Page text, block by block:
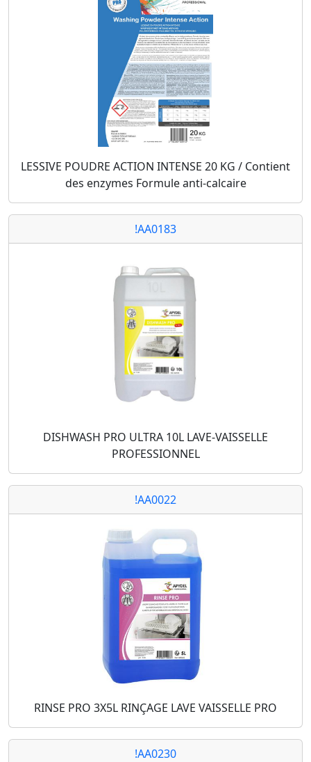
LESSIVE POUDRE ACTION INTENSE 20 KG / Contient
des enzymes Formule anti-calcaire
!AA0183
DISHWASH PRO ULTRA 10L LAVE-VAISSELLE
PROFESSIONNEL
!AA0022
RINSE PRO 3X5L RINÇAGE LAVE VAISSELLE PRO
!AA0230